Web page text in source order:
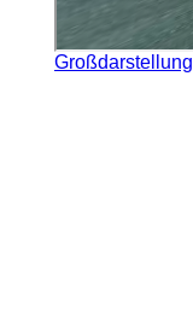
Großdarstellung